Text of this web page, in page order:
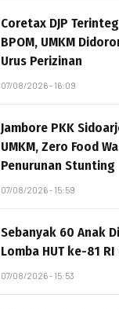
Coretax DJP
BPOM, UMKM
Urus Perizinan
07/08/2026 - 16:09
Jambore PKK
UMKM, Zero Food
Penurunan Stunting
07/08/2026 - 15:59
Sebanyak 60 Anak
Lomba HUT ke-81
07/08/2026 - 15:53